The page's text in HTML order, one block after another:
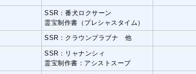
SSR：番犬ロクサーン
霊宝制作書（プレシャスタイム）
SSR：クラウンプラブナ 他
SSR：リャナンシィ
霊宝制作書：アシストスープ